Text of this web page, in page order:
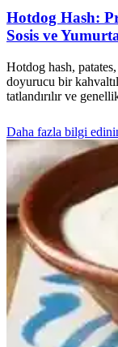
Hotdog Hash:
Sosis ve
Hotdog hash,
doyurucu bir
tatlandırılır ve
Daha fazla bilgi